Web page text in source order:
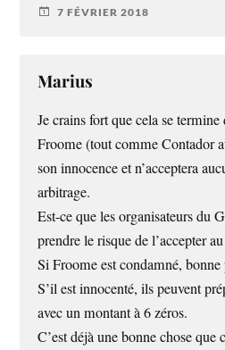
7 FÉVRIER 2018
Marius
Je crains fort que cela se
Froome (tout comme Contador
son innocence et n’acceptera
arbitrage.
Est-ce que les organisateurs du
prendre le risque de l’accepter
Si Froome est condamné, bonne
S’il est innocenté, ils peuvent
avec un montant à 6 zéros.
C’est déjà une bonne chose que